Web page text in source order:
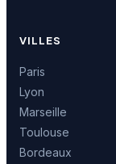
VILLES
Paris
Lyon
Marseille
Toulouse
Bordeaux